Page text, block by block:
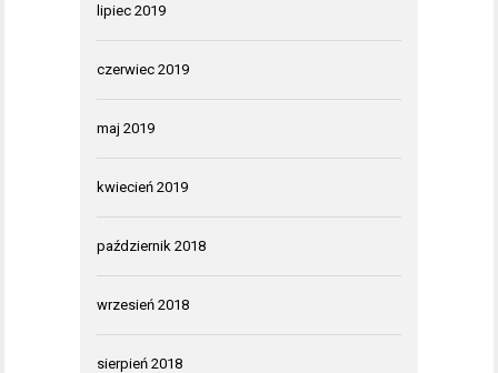
lipiec 2019
czerwiec 2019
maj 2019
kwiecień 2019
październik 2018
wrzesień 2018
sierpień 2018